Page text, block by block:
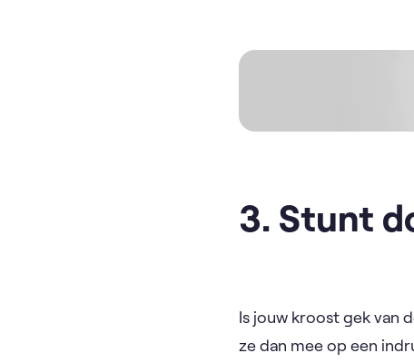
Video
3. Stunt
Is jouw kroost gek van
ze dan mee op een